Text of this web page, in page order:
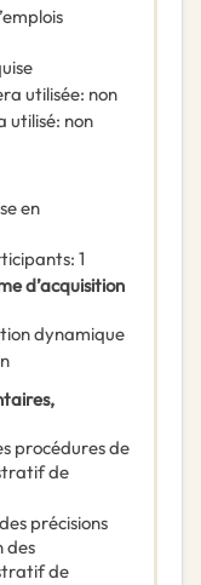
utilisée: non
utilisé: non
en
: 1
d’acquisition
dynamique
procédures de
de
précisions
des
de